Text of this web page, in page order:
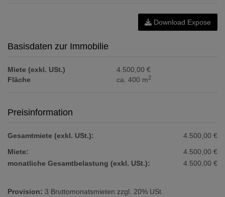
Download Expose
Basisdaten zur Immobilie
Miete (exkl. USt.)
4.500,00 €
Fläche
ca. 400 m2
Preisinformation
Gesamtmiete (exkl. USt.):
4.500,00 €
Miete:
4.500,00 €
monatliche Gesamtbelastung (exkl. USt.):
4.500,00 €
Provision: 3 Bruttomonatsmieten zzgl. 20% USt.